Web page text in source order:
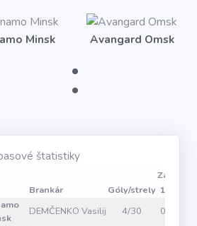
Minsk
:
Avangard Omsk
štatistiky
Zákroky
Brankár
Góly/strely 1
DEMČENKO Vasilij 4/30 0